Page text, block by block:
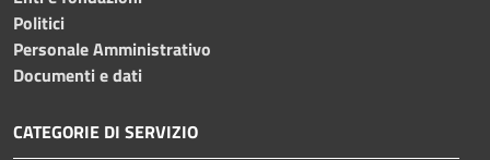
Politici
Personale Amministrativo
Documenti e dati
CATEGORIE DI SERVIZIO